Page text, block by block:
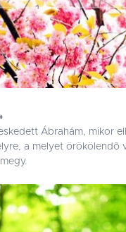
Ábrahám, mikor
a melyet örökölendõ